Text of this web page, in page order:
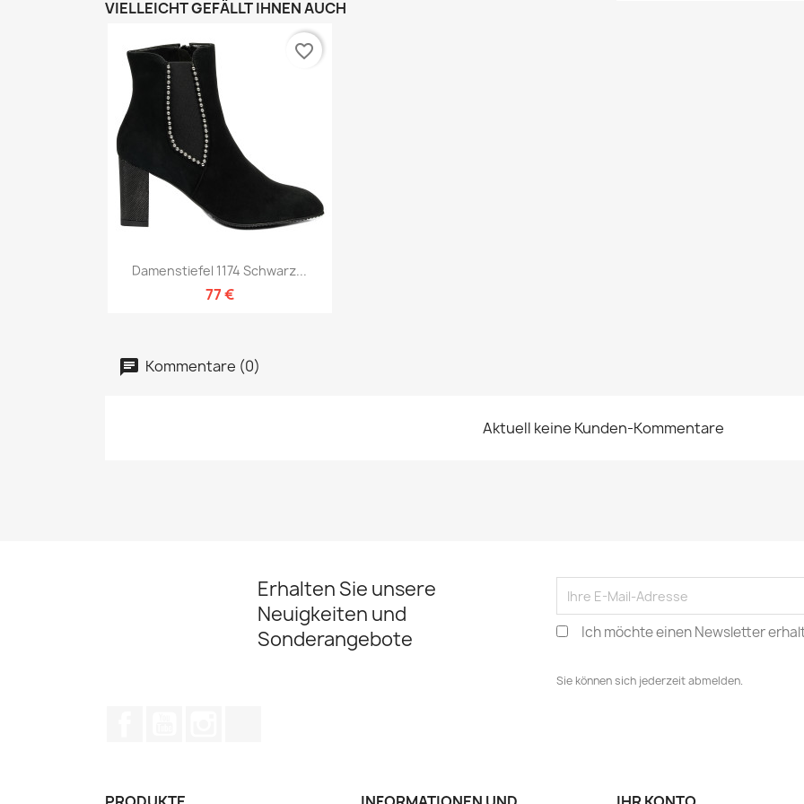
VIELLEICHT GEFÄLLT IHNEN AUCH
Vorschau
Damenstiefel 1174 Schwarz...
77 €
favorite_border
Kommentare (0)
Aktuell keine Kunden-Kommentare
Erhalten Sie unsere
Neuigkeiten und
Sonderangebote
Ich möchte einen Newsletter
Sie können sich jederzeit abmelden.